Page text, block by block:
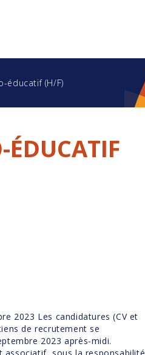
éducatif (H/F)
ÉDUCATIF
2023 Les candidatures (CV et
de recrutement se
2023 après-midi.
associatif, sous la responsabilité